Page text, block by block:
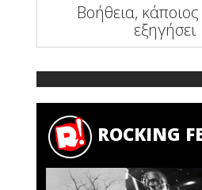
Βοήθεια,
εξηγήσει
ROCKING